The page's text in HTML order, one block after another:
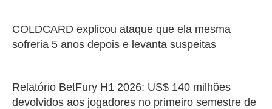
COLDCARD explicou ataque que ela mesma
sofreria 5 anos depois e levanta suspeitas
Relatório BetFury H1 2026: US$ 140 milhões
devolvidos aos jogadores no primeiro semestre de